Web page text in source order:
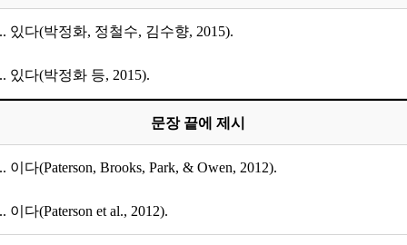
있다(박정화, 정철수, 김수향, 2015).
있다(박정화 등, 2015).
문장 끝에 제시
이다(Paterson, Brooks, Park, & Owen, 2012).
이다(Paterson et al., 2012).